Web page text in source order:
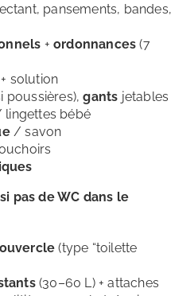
pansements, bandes,
+ ordonnances (7
solution
poussières),gants jetables
lingettes bébé
/ savon
pas de WC dans le
(type “toilette
(30–60 L) + attaches